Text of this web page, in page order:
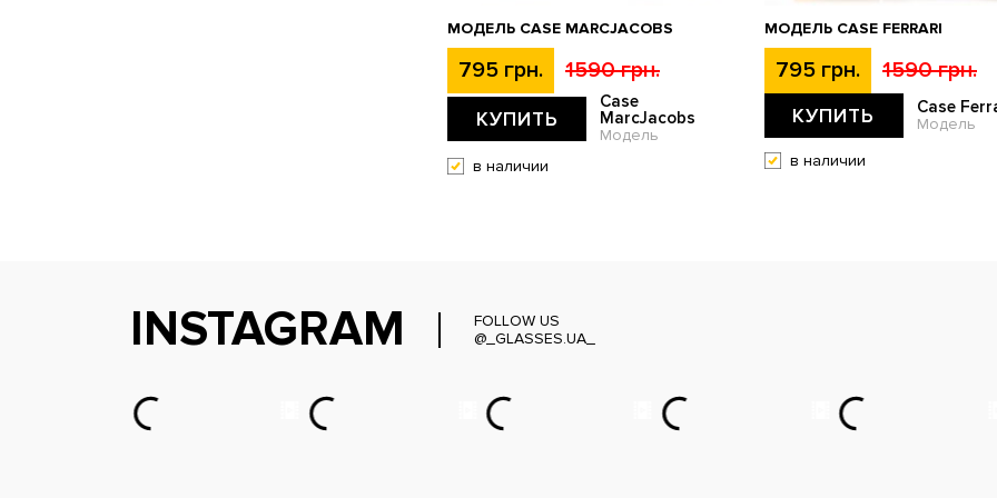
МОДЕЛЬ CASE MARCJACOBS
795 грн. 1590 грн.
КУПИТЬ
Case
MarcJacobs
Модель
в наличии
МОДЕЛЬ CASE FERRARI
795 грн. 1590 грн.
КУПИТЬ Case
Модель
в наличии
INSTAGRAM
FOLLOW US
@_GLASSES.UA_